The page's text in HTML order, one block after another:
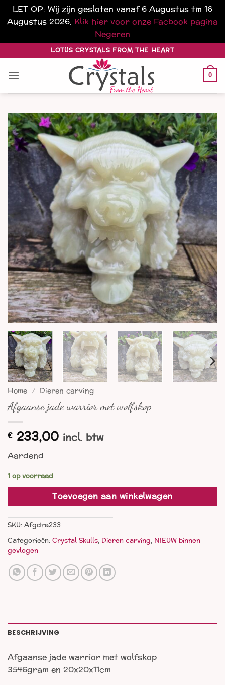
LET OP: Wij zijn gesloten vanaf 6 Augustus tm 16
Augustus 2026. Klik hier voor onze Facbook pagina
Negeren
naar
inhoud
LOTUS CRYSTALS FROM THE HEART
0
Home / Dieren carving
Afgaanse jade warrior met wolfskop
€ 233,00 incl. btw
Aardend
1 op voorraad
Toevoegen aan winkelwagen
SKU:Afgdra233
Categorieën:Crystal Skulls, Dieren carving, NIEUW binnen
gevlogen
BESCHRIJVING
Afgaanse jade warrior met wolfskop
3546gram en 20x20x11cm